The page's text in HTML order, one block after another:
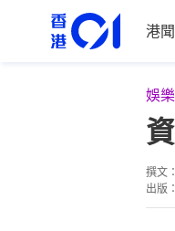
港聞
娛樂
撰文：
出版：